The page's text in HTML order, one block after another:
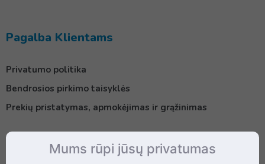
Pagalba Klientams
Privatumo politika
Bendrosios pirkimo taisyklės
Prekių pristatymas, apmokėjimas ir grąžinimas
KontaktaiMums rūpi jūsų privatumas